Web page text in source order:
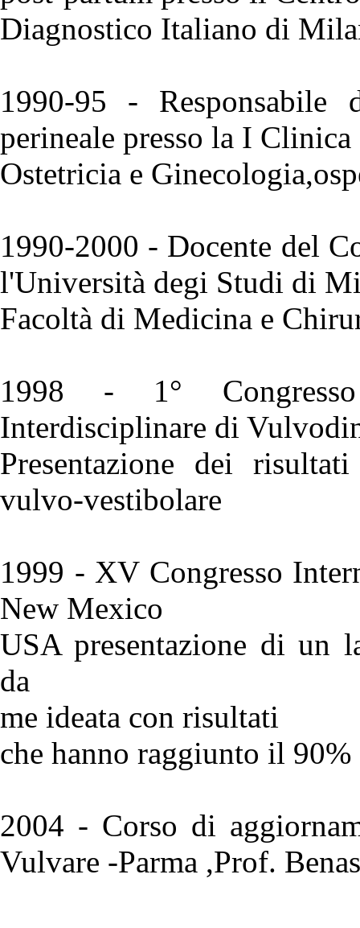
Diagnostico Italiano di
1990-95 - Responsabile
perineale presso la I
Ostetricia e
1990-2000 - Docente del
l'Università degi Studi di
Facoltà di Medicina e
1998 - 1°
Interdisciplinare di
Presentazione dei
vulvo-vestibolare
1999 - XV Congresso
New Mexico
USA presentazione di un
da
me ideata con risultati
che hanno raggiunto il
2004 - Corso di
Vulvare -Parma ,Prof.